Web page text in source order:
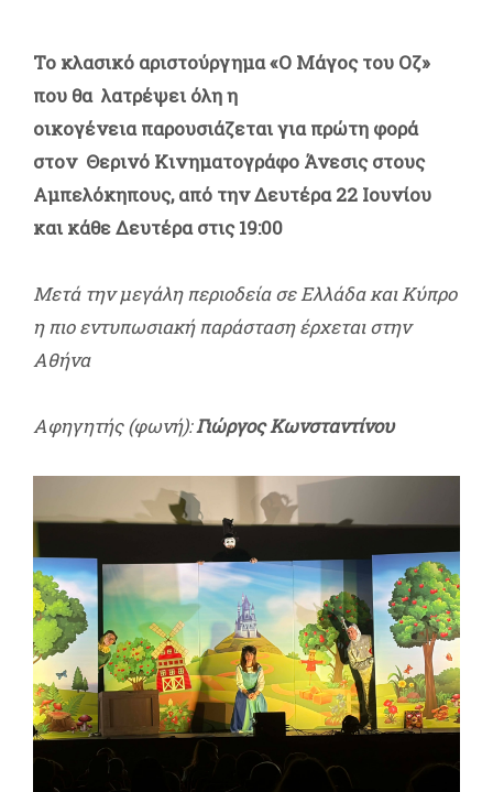
Το κλασικό αριστούργημα «Ο Μάγος του Οζ»
που θα λατρέψει όλη η
οικογένεια παρουσιάζεται για πρώτη φορά
στον Θερινό Κινηματογράφο Άνεσις στους
Αμπελόκηπους, από την Δευτέρα 22 Ιουνίου
και κάθε Δευτέρα στις 19:00
Μετά την μεγάλη περιοδεία σε Ελλάδα και Κύπρο
η πιο εντυπωσιακή παράσταση έρχεται στην
Αθήνα
Αφηγητής (φωνή):Γιώργος Κωνσταντίνου